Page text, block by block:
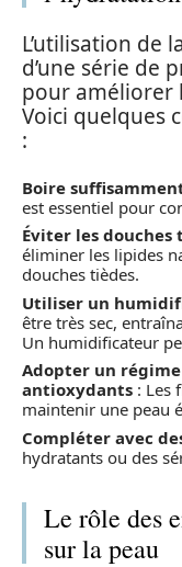
L’utilisation de
d’une série de
pour améliorer
Voici quelques
:
Boire suffisamment
est essentiel pour
Éviter les douches
éliminer les lipides
douches tièdes.
Utiliser un
être très sec,
Un humidificateur
Adopter un
antioxydants : Les
maintenir une peau
Compléter avec
hydratants ou des
Le rôle des
sur la peau